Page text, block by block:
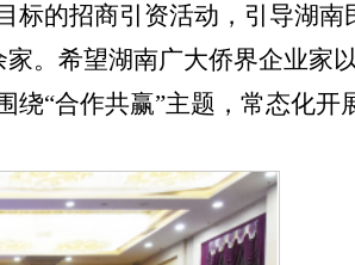
标的招商引资活动，引导湖南
。希望湖南广大侨界企业家
“合作共赢”主题，常态化开